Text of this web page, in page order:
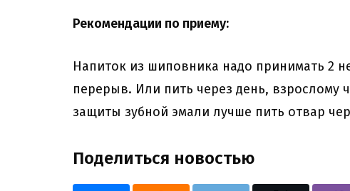
Рекомендации по приему:
Напиток из шиповника надо принимать 2
перерыв. Или пить через день, взрослому
защиты зубной эмали лучше пить отвар
Поделиться новостью